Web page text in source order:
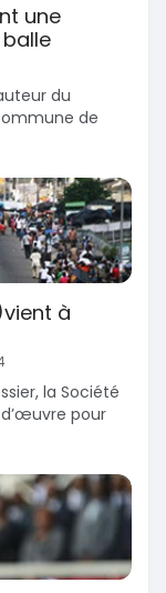
une
du
de
à
la Société
pour